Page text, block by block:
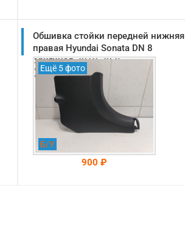
На складе: Раменское
-->
Обшивка стойки передней нижняя
правая Hyundai Sonata DN 8
оригинал 2019-2025
(85824L1000YTH)
Ещё 5 фото
Б/У
900 ₽